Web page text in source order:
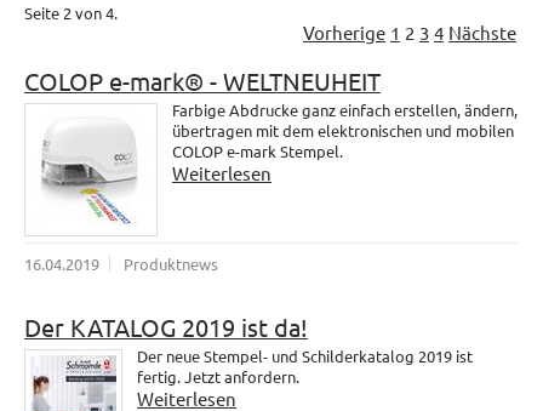
Seite 2 von 4.
Vorherige 1 2 3 4 Nächste
COLOP e-mark® - WELTNEUHEIT
Farbige Abdrucke ganz einfach erstellen, ändern,
übertragen mit dem elektronischen und mobilen
COLOP e-mark Stempel.
Weiterlesen
16.04.2019 Produktnews
Der KATALOG 2019 ist da!
Der neue Stempel- und Schilderkatalog 2019 ist
fertig. Jetzt anfordern.
Weiterlesen